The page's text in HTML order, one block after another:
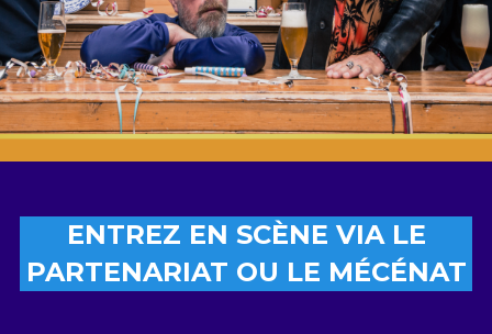
ENTREZ EN SCÈNE VIA LE
PARTENARIAT OU LE MÉCÉNAT